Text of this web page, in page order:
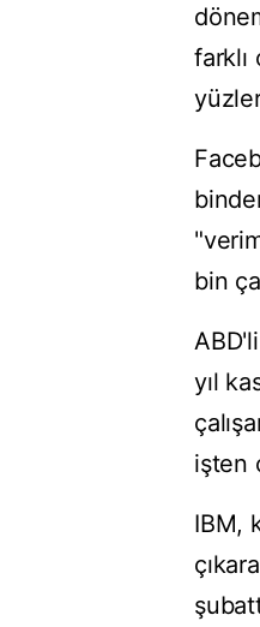
farklı
bin
yıl
işten
IBM,